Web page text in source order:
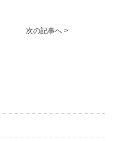
次の記事へ >